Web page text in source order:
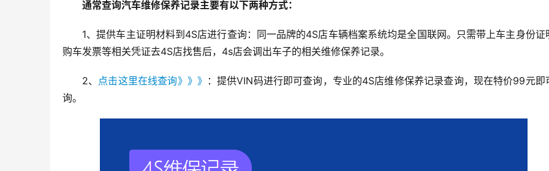
通常查询汽车维修保养记录主要有以下两种方式：
1、提供车主证明材料到4S店进行查询：同一品牌的4S店车辆档案系统均是全国联网。只需带上车主身份证
购车发票等相关凭证去4S店找售后，4s店会调出车子的相关维修保养记录。
2、 点击这里在线查询》》》 ：提供VIN码进行即可查询，专业的4S店维修保养记录查询，现在特价99元即
询。